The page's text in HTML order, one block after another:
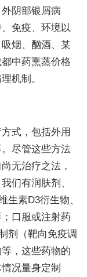
阴部银屑病
免疫、环境以
烟、酗酒、某
中药熏蒸价格
机制。
式，包括外用
尽管这些方法
无治疗之法，
们有润肤剂、
生素D3衍生物、
口服或注射药
剂（靶向免疫调
，这些药物的
况量身定制